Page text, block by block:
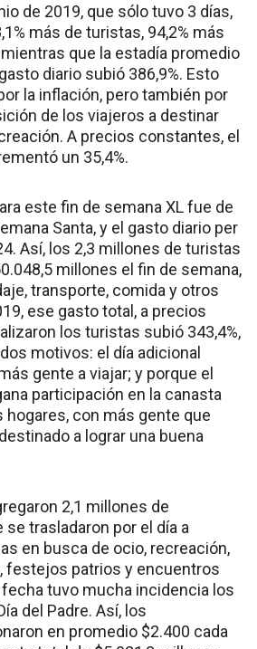
de 2019, que sólo tuvo 3 días,
más de turistas, 94,2% más
que la estadía promedio
diario subió 386,9%. Esto
la inflación, pero también por
de los viajeros a destinar
A precios constantes, el
un 35,4%.
este fin de semana XL fue de
Santa, y el gasto diario per
Así, los 2,3 millones de turistas
millones el fin de semana,
transporte, comida y otros
ese gasto total, a precios
los turistas subió 343,4%,
motivos: el día adicional
gente a viajar; y porque el
participación en la canasta
con más gente que
a lograr una buena
2,1 millones de
trasladaron por el día a
en busca de ocio, recreación,
festejos patrios y encuentros
tuvo mucha incidencia los
del Padre. Así, los
en promedio $2.400 cada